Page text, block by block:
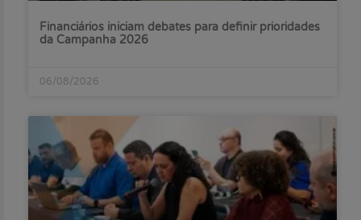
Financiários iniciam debates para definir prioridades
da Campanha 2026
06/08/2026